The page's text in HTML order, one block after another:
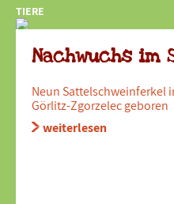
TIERE
Nachwuchs
Neun Sattelschweinferkel
Görlitz-Zgorzelec geboren
weiterlesen